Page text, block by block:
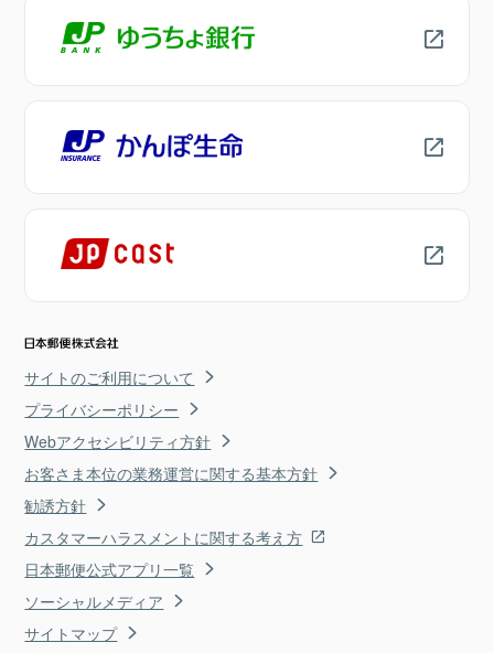
サイトのご利用について
プライバシーポリシー
Webアクセシビリティ方針
お客さま本位の業務運営に関する基本方針
勧誘方針
カスタマーハラスメントに関する考え方
日本郵便公式アプリ一覧
ソーシャルメディア
サイトマップ